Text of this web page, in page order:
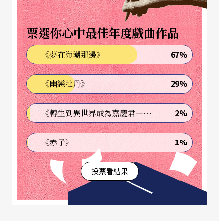
票選你心中最佳年度戲曲作品
《夢在海潮那邊》 67%
《幽戀牡丹》 29%
《轉生到異世界成為嘉慶君—發現我的祖先是詐騙集團!?》 2%
《赤子》 1%
投票看結果